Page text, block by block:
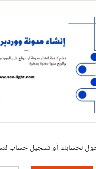
وهي توفر إنشاء
لحسابك أو تسجيل حساب